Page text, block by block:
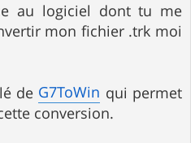
au logiciel dont tu me
mon fichier .trk moi
de G7ToWin qui permet
conversion.